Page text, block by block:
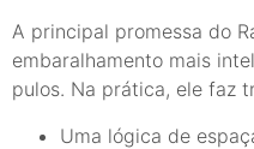
A principal promessa do
embaralhamento mais
pulos. Na prática, ele faz
Uma lógica de